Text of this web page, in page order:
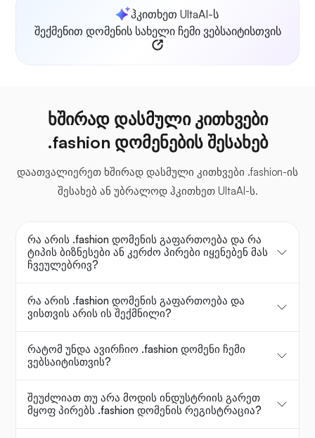
ჰკითხეთ UltaAI-ს
შექმენით დომენის სახელი ჩემი ვებსაიტისთვის
ხშირად დასმული კითხვები
.fashion დომენების შესახებ
დაათვალიერეთ ხშირად დასმული კითხვები .fashion-ის
შესახებ ან უბრალოდ ჰკითხეთ UltaAI-ს.
რა არის .fashion დომენის გაფართოება და რა
ტიპის ბიზნესები ან კერძო პირები იყენებენ მას
ჩვეულებრივ?
რა არის .fashion დომენის გაფართოება და
ვისთვის არის ის შექმნილი?
რატომ უნდა ავირჩიო .fashion დომენი ჩემი
ვებსაიტისთვის?
შეუძლიათ თუ არა მოდის ინდუსტრიის გარეთ
მყოფ პირებს .fashion დომენის რეგისტრაცია?